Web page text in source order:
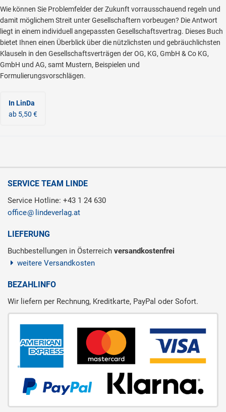
Wie können Sie Problemfelder der Zukunft vorrausschauend regeln und
damit möglichem Streit unter Gesellschaftern vorbeugen? Die Antwort
liegt in einem individuell angepassten Gesellschaftsvertrag. Dieses Buch
bietet Ihnen einen Überblick über die nützlichsten und gebräuchlichsten
Klauseln in den Gesellschaftsverträgen der OG, KG, GmbH & Co KG,
GmbH und AG, samt Mustern, Beispielen und
Formulierungsvorschlägen.
In LinDa
ab 5,50 €
SERVICE TEAM LINDE
Service Hotline: +43 1 24 630
office
lindeverlag.at
LIEFERUNG
Buchbestellungen in Österreich versandkostenfrei
weitere Versandkosten
BEZAHLINFO
Wir liefern per Rechnung, Kreditkarte, PayPal oder Sofort.